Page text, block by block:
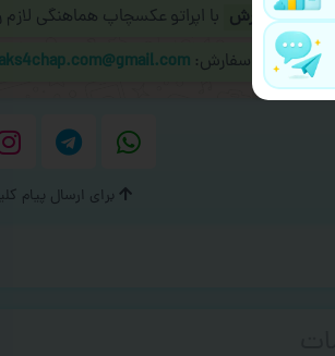
کردن سفارش با اپراتو عکسچاپ هماهنگی لازم
یا پیگیری سفارش: aks4chap.com@gmail.com
برای ارسال پیام